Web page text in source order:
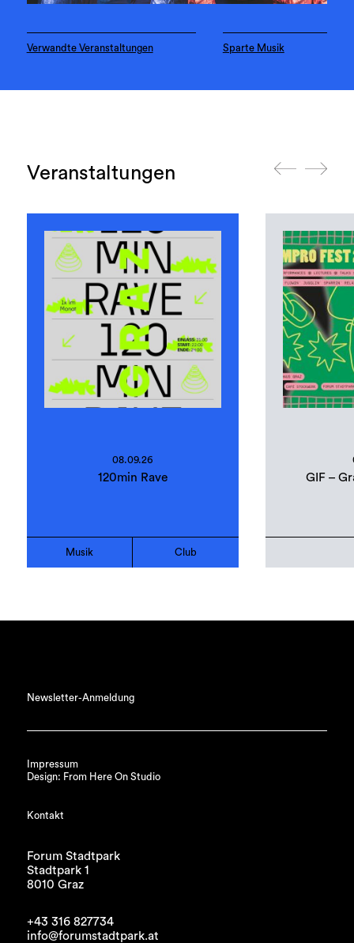
Verwandte Veranstaltungen Sparte Musik
Veranstaltungen
08.09.26
120min Rave
Musik Club
GIF –
Newsletter-Anmeldung
Impressum
Design: From Here On Studio
Kontakt
Forum Stadtpark
Stadtpark 1
8010 Graz
+43 316 827734
info@forumstadtpark.at